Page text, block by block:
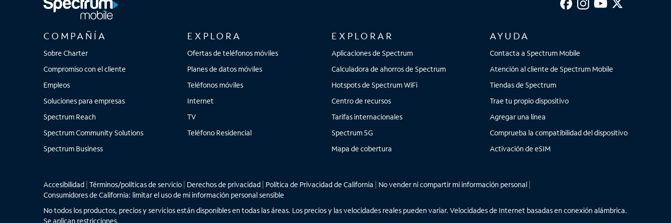
COMPAÑÍA
Sobre Charter
Compromiso con el cliente
Empleos
Soluciones para empresas
Spectrum Reach
Spectrum Community Solutions
Spectrum Business
EXPLORA
Ofertas de teléfonos móviles
Planes de datos móviles
Teléfonos móviles
Internet
TV
Teléfono Residencial
EXPLORAR
Aplicaciones de Spectrum
Calculadora de ahorros de Spectrum
Hotspots de Spectrum WiFi
Centro de recursos
Tarifas internacionales
Spectrum 5G
Mapa de cobertura
AYUDA
Contacta a Spectrum Mobile
Atención al cliente de Spectrum Mobile
Tiendas de Spectrum
Trae tu propio dispositivo
Agregar una línea
Comprueba la compatibilidad del dispositivo
Activación de eSIM
Accesibilidad Términos/políticas de servicio Derechos de privacidad Política de Privacidad de California No vender ni compartir mi información personal
Consumidores de California: limitar el uso de mi información personal sensible
No todos los productos, precios y servicios están disponibles en todas las áreas. Los precios y las velocidades reales pueden variar. Velocidades de Internet basadas en conexión alámbrica.
Se aplican restricciones.